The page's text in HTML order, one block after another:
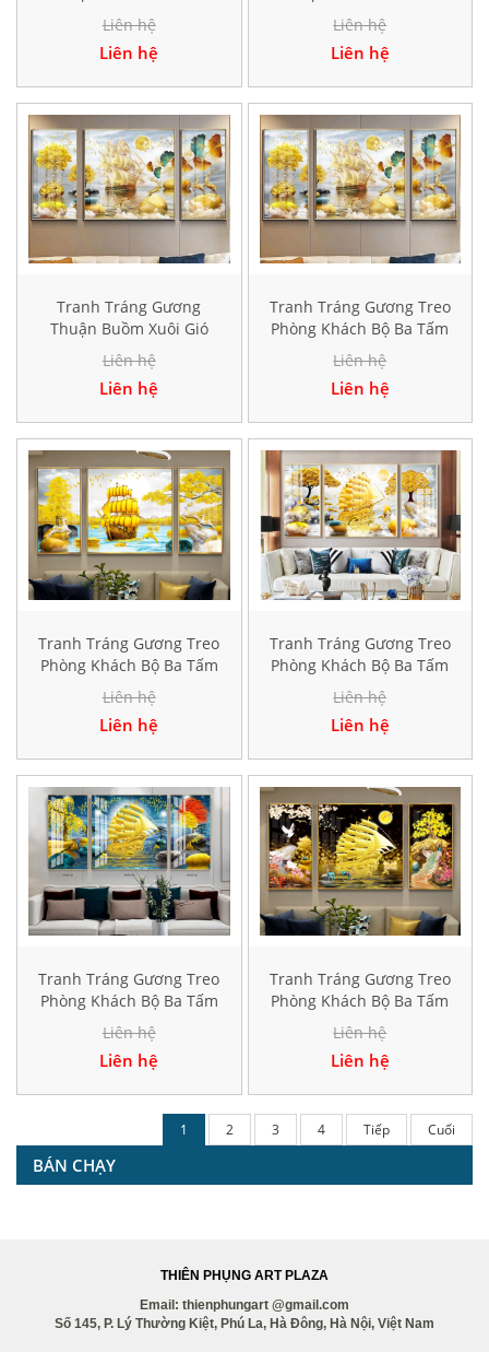
Hiện Đại HD17830
Liên hệ
Liên hệ
Hiện Đại TK178
Liên hệ
Liên hệ
Tranh Tráng Gương
Thuận Buồm Xuôi Gió
Hiện Đại HD10041
Liên hệ
Liên hệ
Tranh Tráng Gương Treo
Phòng Khách Bộ Ba Tấm
Hiện Đại HD10041
Liên hệ
Liên hệ
Tranh Tráng Gương Treo
Phòng Khách Bộ Ba Tấm
Hiện Đại TK178
Liên hệ
Liên hệ
Tranh Tráng Gương Treo
Phòng Khách Bộ Ba Tấm
Hiện Đại HD17830
Liên hệ
Liên hệ
Tranh Tráng Gương Treo
Phòng Khách Bộ Ba Tấm
Hiện Đại TK194
Liên hệ
Liên hệ
Tranh Tráng Gương Treo
Phòng Khách Bộ Ba Tấm
Hiện Đại TK166
Liên hệ
Liên hệ
1 2 3 4 Tiếp Cuối
BÁN CHẠY
THIÊN PHỤNG ART PLAZA
Email: thienphungart @gmail.com
Số 145, P. Lý Thường Kiệt, Phú La, Hà Đông, Hà Nội, Việt Nam